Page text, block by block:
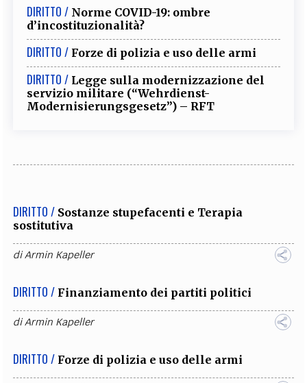
DIRITTO / Norme COVID-19: ombre
d’incostituzionalità?
DIRITTO / Forze di polizia e uso delle armi
DIRITTO / Legge sulla modernizzazione del
servizio militare (“Wehrdienst-
Modernisierungsgesetz”) – RFT
DIRITTO / Sostanze stupefacenti e Terapia
sostitutiva
diArmin Kapeller
DIRITTO / Finanziamento dei partiti politici
diArmin Kapeller
DIRITTO / Forze di polizia e uso delle armi